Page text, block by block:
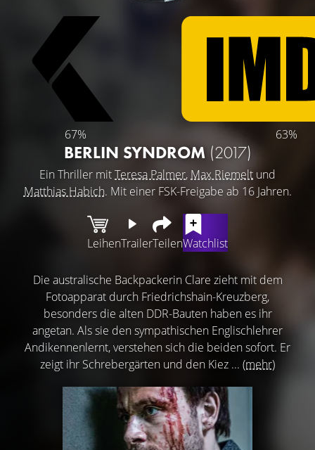
67% 63%
BERLIN SYNDROM (2017)
Ein Thriller mitTeresa Palmer, Max Riemelt und
Matthias Habich. Mit einer FSK-Freigabe ab 16 Jahren.
LeihenTrailerTeilenWatchlist
Die australische Backpackerin Clare zieht mit dem
Fotoapparat durch Friedrichshain-Kreuzberg,
besonders die alten DDR-Bauten haben es ihr
angetan. Als sie den sympathischen Englischlehrer
Andikennenlernt, verstehen sich die beiden sofort. Er
zeigt ihr Schrebergärten und den Kiez ... (mehr)